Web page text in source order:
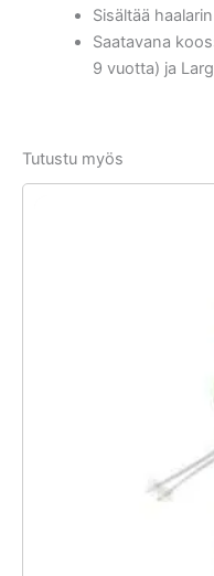
Sisältää
Saatavana
9 vuotta) ja
Tutustu myös